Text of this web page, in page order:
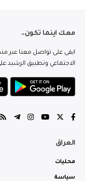
معك اينما تكون..
ابقى على تواصل معنا عبر
الاجتماعي وتطبيق الرشيد
العراق
محليات
سياسة